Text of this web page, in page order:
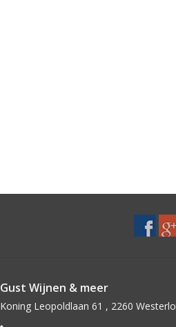
Gust Wijnen & meer
Koning Leopoldlaan 61 , 2260 Westerlo